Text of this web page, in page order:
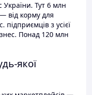
Тут 6 млн
від корму для
підприємців з усієї
Понад 120 млн
якої